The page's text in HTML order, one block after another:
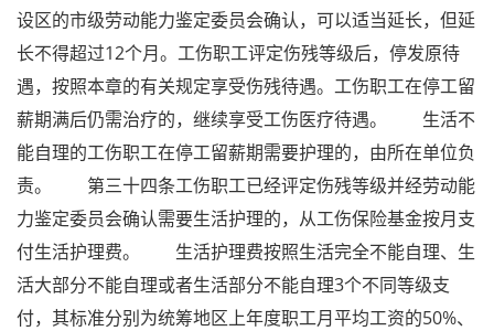
设区的市级劳动能力鉴定委员会确认，可以适当延长，但延
长不得超过12个月。工伤职工评定伤残等级后，停发原待
遇，按照本章的有关规定享受伤残待遇。工伤职工在停工留
薪期满后仍需治疗的，继续享受工伤医疗待遇。 生活不
能自理的工伤职工在停工留薪期需要护理的，由所在单位负
责。 第三十四条工伤职工已经评定伤残等级并经劳动能
力鉴定委员会确认需要生活护理的，从工伤保险基金按月支
付生活护理费。 生活护理费按照生活完全不能自理、生
活大部分不能自理或者生活部分不能自理3个不同等级支
付，其标准分别为统筹地区上年度职工月平均工资的50%、